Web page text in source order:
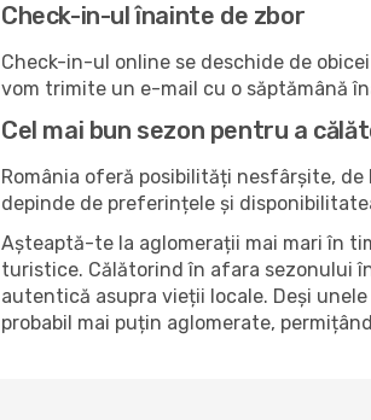
Check-in-ul înainte de zbor
Check-in-ul online se deschide de
vom trimite un e-mail cu o săptămână
Cel mai bun sezon pentru a
România oferă posibilități nesfârșite,
depinde de preferințele și
Așteaptă-te la aglomerații mai mari în
turistice. Călătorind în afara sezonului
autentică asupra vieții locale. Deși
probabil mai puțin aglomerate,